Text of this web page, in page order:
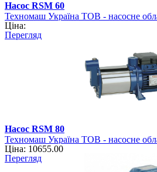
Насос RSM 60
Техномаш Україна ТОВ - насосне
Ціна:
Перегляд
Насос RSM 80
Техномаш Україна ТОВ - насосне
Ціна: 10655.00
Перегляд